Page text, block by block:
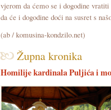
vjerom da ćemo se i dogodine
da će i dogodine doći na susret s
(ab / komusina-kondzilo.net)
Župna kronika
Homilije kardinala Puljića i